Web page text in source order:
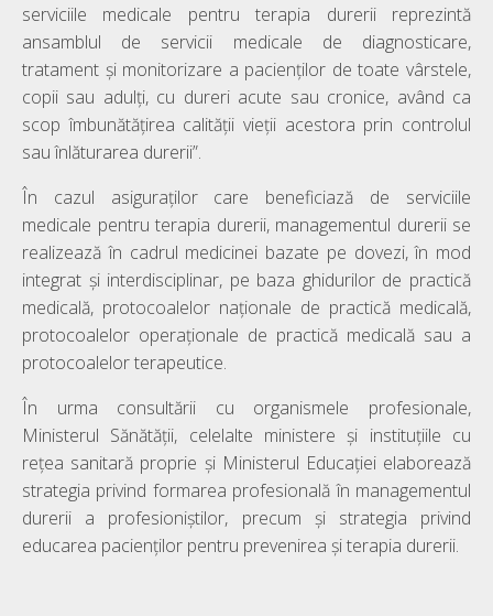
serviciile medicale pentru terapia durerii reprezintă
ansamblul de servicii medicale de diagnosticare,
tratament și monitorizare a pacienților de toate vârstele,
copii sau adulți, cu dureri acute sau cronice, având ca
scop îmbunătățirea calității vieții acestora prin controlul
sau înlăturarea durerii”.
În cazul asiguraților care beneficiază de serviciile
medicale pentru terapia durerii, managementul durerii se
realizează în cadrul medicinei bazate pe dovezi, în mod
integrat și interdisciplinar, pe baza ghidurilor de practică
medicală, protocoalelor naționale de practică medicală,
protocoalelor operaționale de practică medicală sau a
protocoalelor terapeutice.
În urma consultării cu organismele profesionale,
Ministerul Sănătății, celelalte ministere și instituțiile cu
rețea sanitară proprie și Ministerul Educației elaborează
strategia privind formarea profesională în managementul
durerii a profesioniștilor, precum și strategia privind
educarea pacienților pentru prevenirea și terapia durerii.